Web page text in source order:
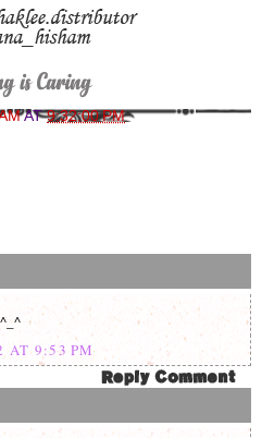
AT9:32:00 PM
AT 9:53 PM